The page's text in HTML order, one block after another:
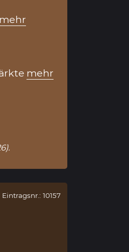
mehr
mehr
Eintragsnr.: 10157